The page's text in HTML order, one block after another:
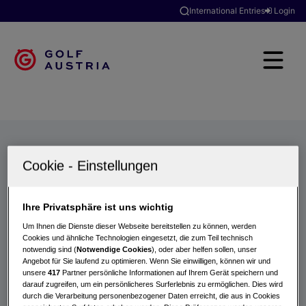
International Entries Login
Turniere
Ihre Privatsphäre ist uns wichtig
Um Ihnen die Dienste dieser Webseite bereitstellen zu können, werden
Cookies und ähnliche Technologien eingesetzt, die zum Teil technisch
notwendig sind (Notwendige Cookies), oder aber helfen sollen, unser
Angebot für Sie laufend zu optimieren. Wenn Sie einwilligen, können wir und
unsere417 Partner persönliche Informationen auf Ihrem Gerät speichern und
darauf zugreifen, um ein persönlicheres Surferlebnis zu ermöglichen. Dies wird
durch die Verarbeitung personenbezogener Daten erreicht, die aus in Cookies